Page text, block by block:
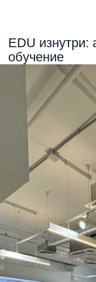
Мероприятия
Реферативная практика
⁠Дискуссионный клуб
Офис-курсы
Аренда
Контакты
ООО «Образовательный центр
ИНН 9707030503